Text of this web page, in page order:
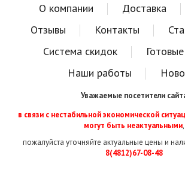
О компании Доставка
Отзывы
Контакты
Система скидок
Наши работы
Уважаемые посетители
в связи с нестабильной экономической
могут быть неактуальными,
пожалуйста уточняйте актуальные цены и
8(4812)67-08-48